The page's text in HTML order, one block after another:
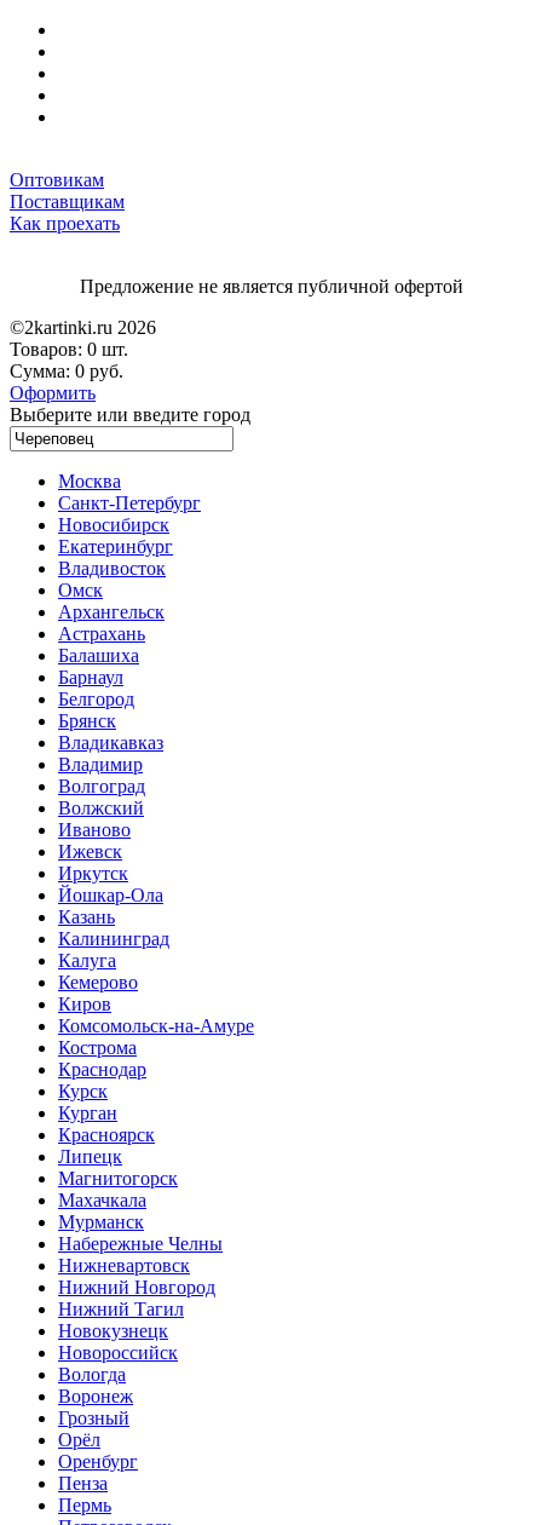
Оптовикам
Поставщикам
Как проехать
Предложение не является публичной офертой
©2kartinki.ru 2026
Товаров: 0 шт.
Сумма: 0 руб.
Оформить
Выберите или введите город
Москва
Санкт-Петербург
Новосибирск
Екатеринбург
Владивосток
Омск
Архангельск
Астрахань
Балашиха
Барнаул
Белгород
Брянск
Владикавказ
Владимир
Волгоград
Волжский
Иваново
Ижевск
Иркутск
Йошкар-Ола
Казань
Калининград
Калуга
Кемерово
Киров
Комсомольск-на-Амуре
Кострома
Краснодар
Курск
Курган
Красноярск
Липецк
Магнитогорск
Махачкала
Мурманск
Набережные Челны
Нижневартовск
Нижний Новгород
Нижний Тагил
Новокузнецк
Новороссийск
Вологда
Воронеж
Грозный
Орёл
Оренбург
Пенза
Пермь